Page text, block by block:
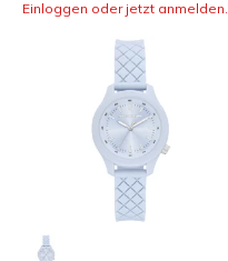
Einloggen oder jetzt anmelden.